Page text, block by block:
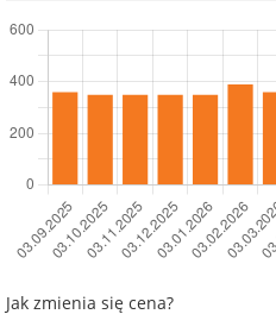
Jak zmienia się cena?